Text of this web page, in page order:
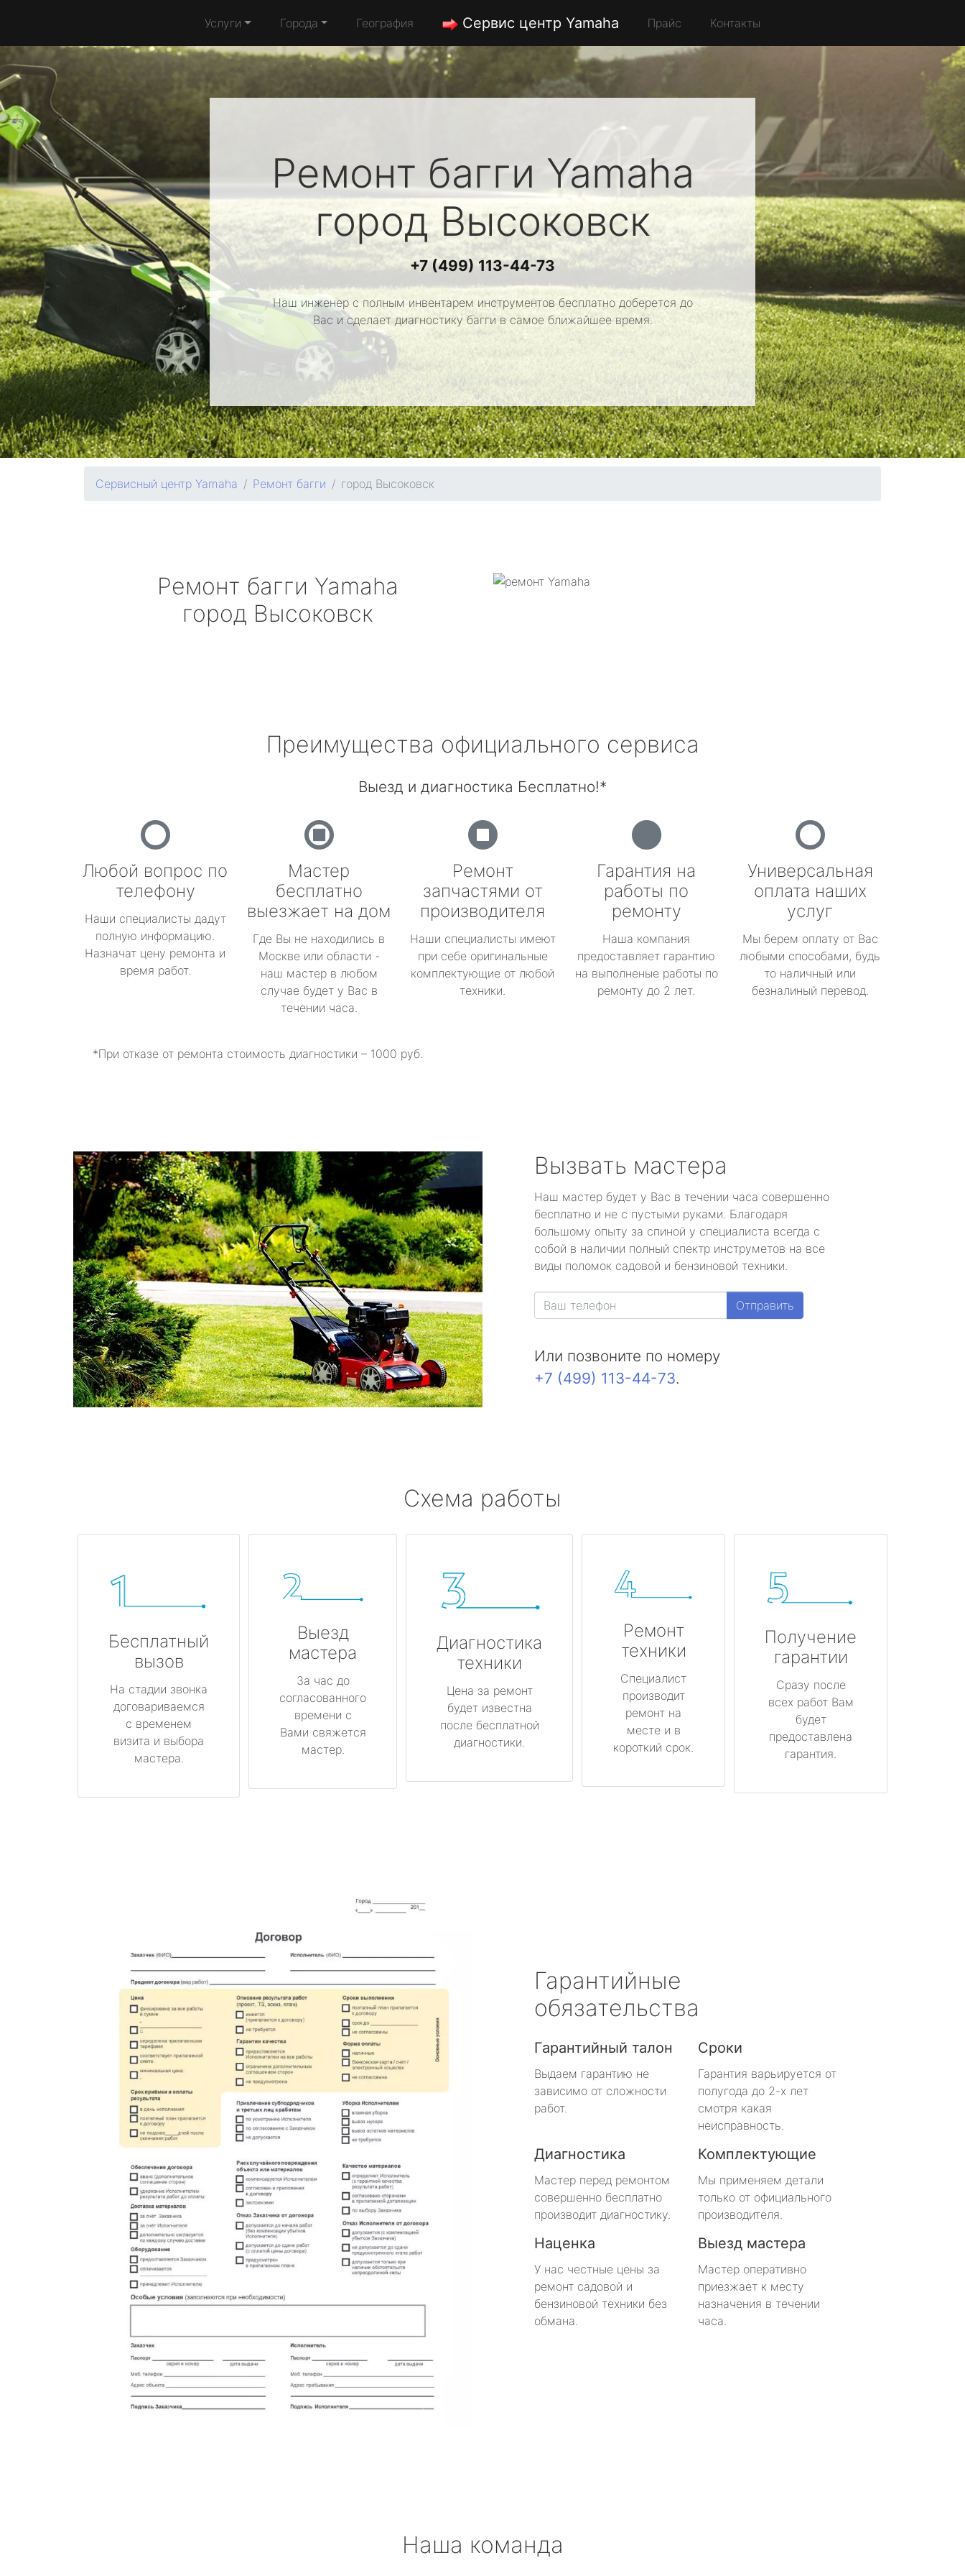
Услуги Города География Сервис центр Yamaha Прайс Контакты
Ремонт багги Yamaha
город Высоковск
+7 (499) 113-44-73
Наш инженер с полным инвентарем инструментов бесплатно доберется до
Вас и сделает диагностику багги в самое ближайшее время.
Сервисный центр Yamaha Ремонт багги город Высоковск
Ремонт багги Yamaha
город Высоковск
Преимущества официального сервиса
Выезд и диагностика Бесплатно!*
Любой вопрос по
телефону
Наши специалисты дадут
полную информацию.
Назначат цену ремонта и
время работ.
Мастер
бесплатно
выезжает на дом
Где Вы не находились в
Москве или области -
наш мастер в любом
случае будет у Вас в
течении часа.
Ремонт
запчастями от
производителя
Наши специалисты имеют
при себе оригинальные
комплектующие от любой
техники.
Гарантия на
работы по
ремонту
Наша компания
предоставляет гарантию
на выполненые работы по
ремонту до 2 лет.
Универсальная
оплата наших
услуг
Мы берем оплату от Вас
любыми способами, будь
то наличный или
безналиный перевод.
*При отказе от ремонта стоимость диагностики – 1000 руб.
Вызвать мастера
Наш мастер будет у Вас в течении часа совершенно
бесплатно и не с пустыми руками. Благодаря
большому опыту за спиной у специалиста всегда с
собой в наличии полный спектр инструметов на все
виды поломок садовой и бензиновой техники.
Отправить
Или позвоните по номеру
+7 (499) 113-44-73.
Схема работы
Бесплатный
вызов
На стадии звонка
договариваемся
с временем
визита и выбора
мастера.
Выезд
мастера
За час до
согласованного
времени с
Вами свяжется
мастер.
Диагностика
техники
Цена за ремонт
будет известна
после бесплатной
диагностики.
Ремонт
техники
Специалист
производит
ремонт на
месте и в
короткий срок.
Получение
гарантии
Сразу после
всех работ Вам
будет
предоставлена
гарантия.
Гарантийные
обязательства
Гарантийный талон
Выдаем гарантию не
зависимо от сложности
работ.
Сроки
Гарантия варьируется от
полугода до 2-х лет
смотря какая
неисправность.
Диагностика
Мастер перед ремонтом
совершенно бесплатно
производит диагностику.
Комплектующие
Мы применяем детали
только от официального
производителя.
Наценка
У нас честные цены за
ремонт садовой и
бензиновой техники без
обмана.
Выезд мастера
Мастер оперативно
приезжает к месту
назначения в течении
часа.
Наша команда